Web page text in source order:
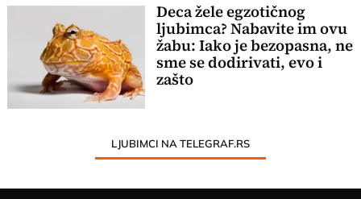
Deca žele egzotičnog
ljubimca? Nabavite im ovu
žabu: Iako je bezopasna, ne
sme se dodirivati, evo i
zašto
LJUBIMCI NA TELEGRAF.RS